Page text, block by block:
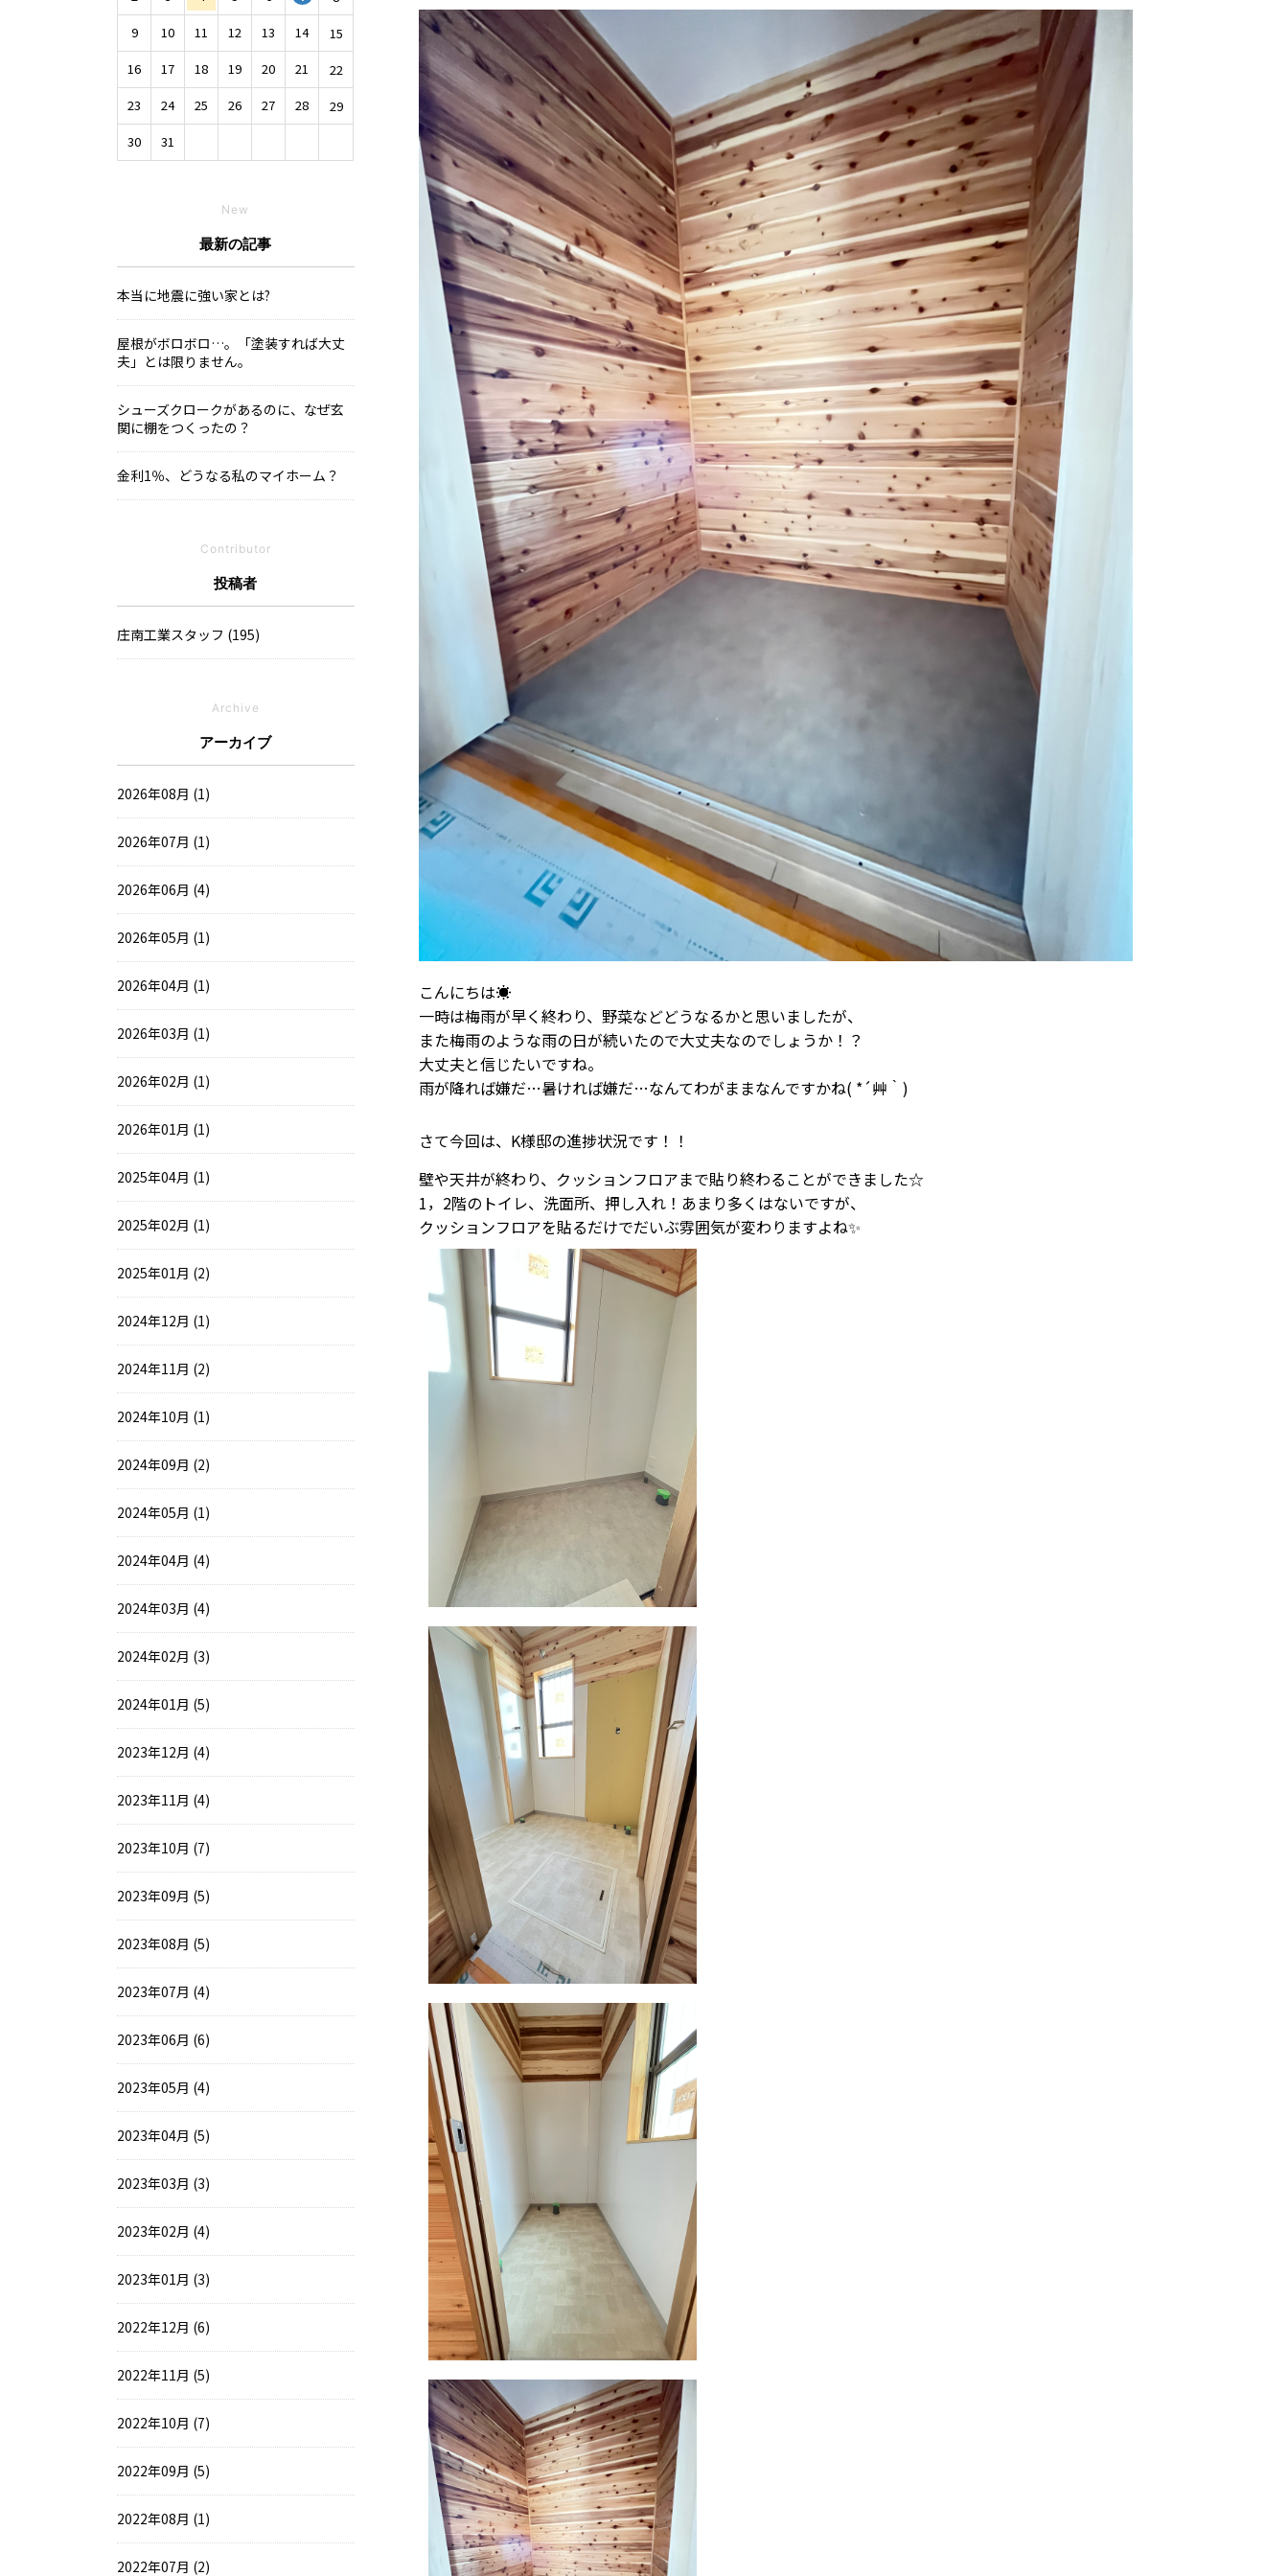
こんにちは☀
一時は梅雨が早く終わり、野菜などどうなるかと思いましたが、
また梅雨のような雨の日が続いたので大丈夫なのでしょうか！？
大丈夫と信じたいですね。
雨が降れば嫌だ…暑ければ嫌だ…なんてわがままなんですかね( *´艸｀)
さて今回は、K様邸の進捗状況です！！
壁や天井が終わり、クッションフロアまで貼り終わることができました☆
1，2階のトイレ、洗面所、押し入れ！あまり多くはないですが、
クッションフロアを貼るだけでだいぶ雰囲気が変わりますよね✨
9
10 11 12 13 14
15
16
17 18 19 20 21
22
23
24 25 26 27 28
29
30
31
New
最新の記事
本当に地震に強い家とは?
屋根がボロボロ…。「塗装すれば大丈
夫」とは限りません。
シューズクロークがあるのに、なぜ玄
関に棚をつくったの？
金利1％、どうなる私のマイホーム？
Contributor
投稿者
庄南工業スタッフ (195)
Archive
アーカイブ
2026年08月 (1)
2026年07月 (1)
2026年06月 (4)
2026年05月 (1)
2026年04月 (1)
2026年03月 (1)
2026年02月 (1)
2026年01月 (1)
2025年04月 (1)
2025年02月 (1)
2025年01月 (2)
2024年12月 (1)
2024年11月 (2)
2024年10月 (1)
2024年09月 (2)
2024年05月 (1)
2024年04月 (4)
2024年03月 (4)
2024年02月 (3)
2024年01月 (5)
2023年12月 (4)
2023年11月 (4)
2023年10月 (7)
2023年09月 (5)
2023年08月 (5)
2023年07月 (4)
2023年06月 (6)
2023年05月 (4)
2023年04月 (5)
2023年03月 (3)
2023年02月 (4)
2023年01月 (3)
2022年12月 (6)
2022年11月 (5)
2022年10月 (7)
2022年09月 (5)
2022年08月 (1)
2022年07月 (2)